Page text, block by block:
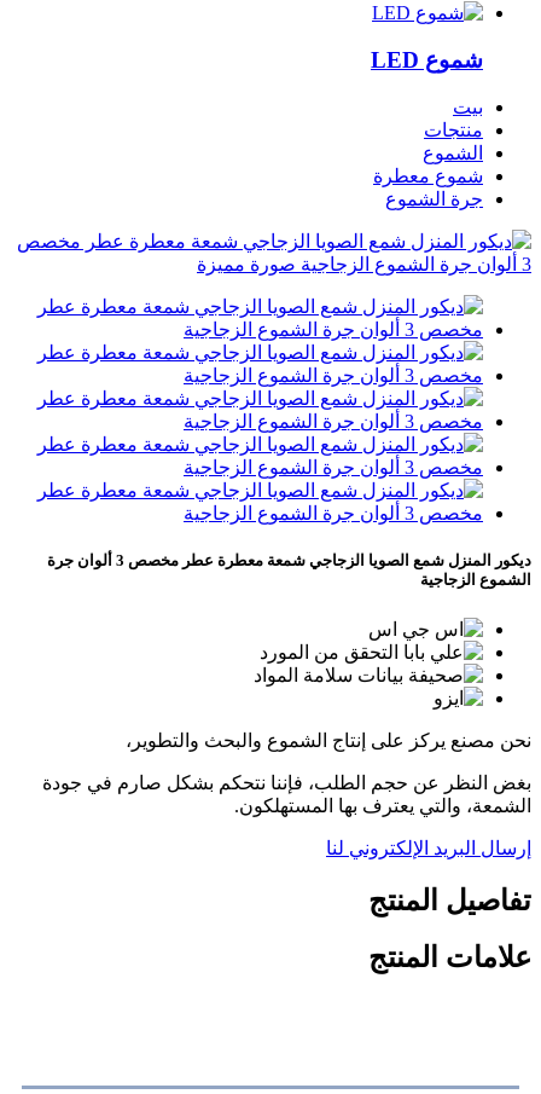
شموع LED
بيت
منتجات
الشموع
شموع معطرة
جرة الشموع
ديكور المنزل شمع الصويا الزجاجي شمعة معطرة عطر مخصص 3 ألوان جرة
الشموع الزجاجية
نحن مصنع يركز على إنتاج الشموع والبحث والتطوير،
بغض النظر عن حجم الطلب، فإننا نتحكم بشكل صارم في جودة
الشمعة، والتي يعترف بها المستهلكون.
إرسال البريد الإلكتروني لنا
تفاصيل المنتج
علامات المنتج